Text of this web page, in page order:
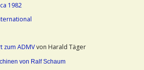
1982
zum ADMVvon Harald Täger
von Ralf Schaum